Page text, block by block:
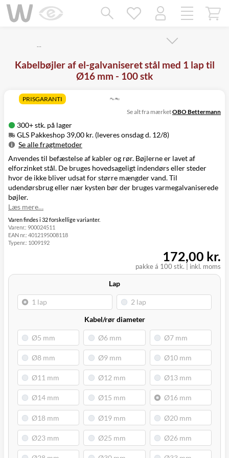
…
Kabelbøjler af el-galvaniseret stål med 1 lap til
Ø16 mm - 100 stk
PRISGARANTI
300+ stk. på lager
GLS Pakkeshop 39,00 kr. (leveres onsdag d. 12/8)
Se alle fragtmetoder
Metode
Pris
Leveres
GLS Pakkeshop
39,00 kr.
Onsdag d. 12/8
GLS
Hjemmelevering
49,00 kr.
Onsdag d. 12/8
GLS Erhverv
Direkte levering
Click&Collect i
Svenstrup
(9230)
Se alt fra mærketOBO Bettermann
Anvendes til befæstelse af kabler og rør. Bøjlerne er lavet af
elforzinket stål. De bruges hovedsageligt indendørs eller steder
hvor de ikke bliver udsat for større mængder vand. Til
udendørsbrug eller nær kysten bør der brugesvarmegalvaniserede
bøjler.
Læs mere…
Varen findes i 32 forskellige varianter.
Varenr.: 900024511
EAN nr.: 4012195008118
Typenr.: 1009192
pakke á 100 stk. inkl. moms
172,00 kr.
Lap
Kabel/rør diameter
Mangler chatten?
Ret samtykke!